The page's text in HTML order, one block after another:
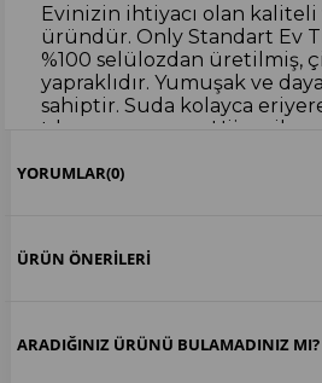
Evinizin ihtiyacı olan
üründür. Only Standart Ev
%100 selülozdan üretilmiş,
yapraklıdır. Yumuşak ve
sahiptir. Suda kolayca
tıkanma yapmaz. Hijyenik ve
üzerinde kolay açma
YORUMLAR(0)
ÜRÜN ÖNERILERI
ARADIĞINIZ ÜRÜNÜ BULAMADINIZ MI?